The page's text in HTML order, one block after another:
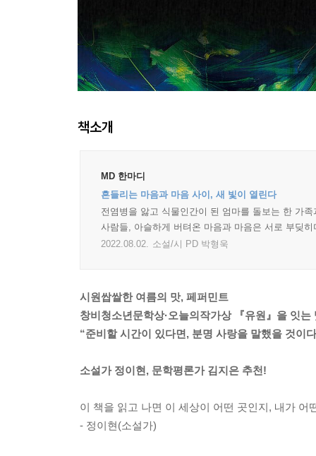
책소개
MD 한마디
흔들리는 마음과 마음 사이, 새 빛이 열린다
전염병을 앓고 식물인간이 된 엄마를 돌보는 한 가
사람들, 아슬하게 버텨온 마음과 마음은 서로 부딪
2022.08.02.
소설/시 PD 박형욱
시원쌉쌀한 여름의 맛, 페퍼민트
창비청소년문학상·오늘의작가상 『유원』을 잇는
“준비할 시간이 있다면, 분명 사랑을 말했을 것이
소설가 정이현, 문학평론가 김지은 추천!
이 책을 읽고 나면 이 세상이 어떤 곳인지, 내가
- 정이현(소설가)